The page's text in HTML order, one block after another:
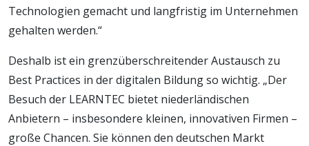
Technologien gemacht und langfristig im Unternehmen
gehalten werden.“
Deshalb ist ein grenzüberschreitender Austausch zu
Best Practices in der digitalen Bildung so wichtig. „Der
Besuch der LEARNTEC bietet niederländischen
Anbietern – insbesondere kleinen, innovativen Firmen –
große Chancen. Sie können den deutschen Markt